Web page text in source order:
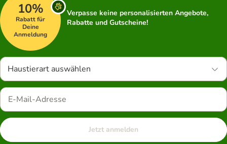
10%
Rabatt für
Deine
Anmeldung
Verpasse keine personalisierten Angebote,
Rabatte und Gutscheine!
Haustierart auswählen
Jetzt anmelden